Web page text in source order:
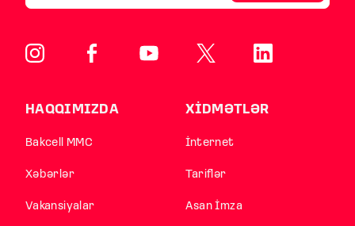
HAQQIMIZDA
Bakcell MMC
Xəbərlər
Vakansiyalar
XİDMƏTLƏR
İnternet
Tariflər
Asan İmza